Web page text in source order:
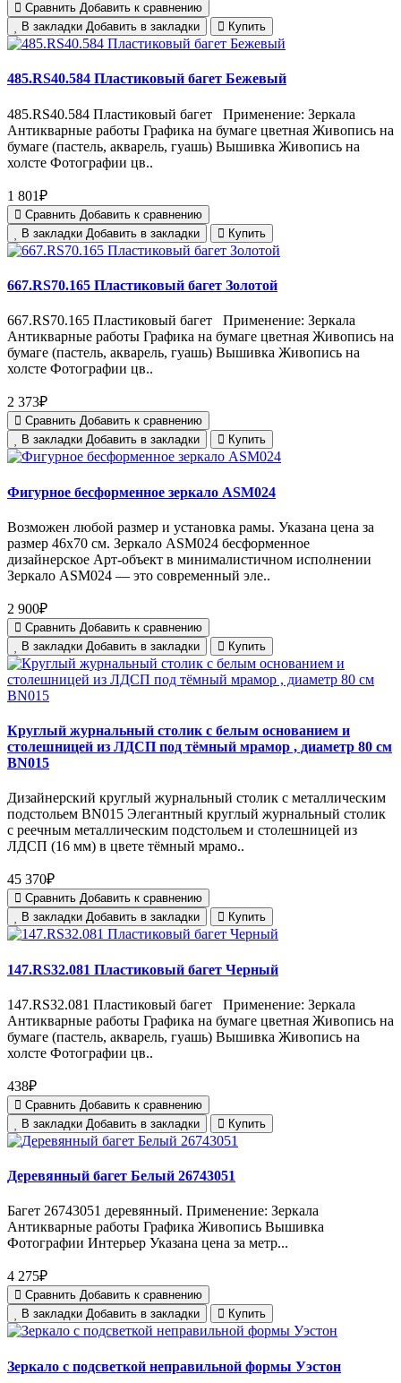
Сравнить Добавить к сравнению
В закладки Добавить в закладки Купить
485.RS40.584 Пластиковый багет Бежевый
485.RS40.584 Пластиковый багет Применение: Зеркала
Антикварные работы Графика на бумаге цветная Живопись на
бумаге (пастель, акварель, гуашь) Вышивка Живопись на
холсте Фотографии цв..
1 801₽
Сравнить Добавить к сравнению
В закладки Добавить в закладки Купить
667.RS70.165 Пластиковый багет Золотой
667.RS70.165 Пластиковый багет Применение: Зеркала
Антикварные работы Графика на бумаге цветная Живопись на
бумаге (пастель, акварель, гуашь) Вышивка Живопись на
холсте Фотографии цв..
2 373₽
Сравнить Добавить к сравнению
В закладки Добавить в закладки Купить
Фигурное бесформенное зеркало ASM024
Возможен любой размер и установка рамы. Указана цена за
размер 46х70 см. Зеркало ASM024 бесформенное
дизайнерское Арт-объект в минималистичном исполнении
Зеркало ASM024 — это современный эле..
2 900₽
Сравнить Добавить к сравнению
В закладки Добавить в закладки Купить
Круглый журнальный столик с белым основанием и
столешницей из ЛДСП под тёмный мрамор , диаметр 80 см
BN015
Дизайнерский круглый журнальный столик с металлическим
подстольем BN015 Элегантный круглый журнальный столик
с реечным металлическим подстольем и столешницей из
ЛДСП (16 мм) в цвете тёмный мрамо..
45 370₽
Сравнить Добавить к сравнению
В закладки Добавить в закладки Купить
147.RS32.081 Пластиковый багет Черный
147.RS32.081 Пластиковый багет Применение: Зеркала
Антикварные работы Графика на бумаге цветная Живопись на
бумаге (пастель, акварель, гуашь) Вышивка Живопись на
холсте Фотографии цв..
438₽
Сравнить Добавить к сравнению
В закладки Добавить в закладки Купить
Деревянный багет Белый 26743051
Багет 26743051 деревянный. Применение: Зеркала
Антикварные работы Графика Живопись Вышивка
Фотографии Интерьер Указана цена за метр...
4 275₽
Сравнить Добавить к сравнению
В закладки Добавить в закладки Купить
Зеркало с подсветкой неправильной формы Уэстон